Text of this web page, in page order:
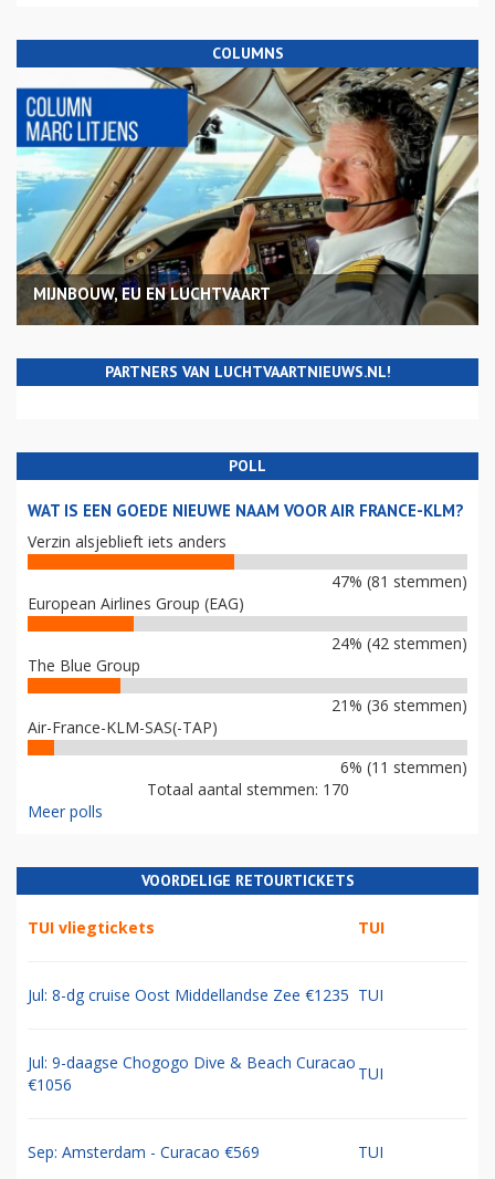
COLUMNS
MIJNBOUW, EU EN LUCHTVAART
PARTNERS VAN LUCHTVAARTNIEUWS.NL!
POLL
WAT IS EEN GOEDE NIEUWE NAAM VOOR AIR FRANCE-KLM?
Verzin alsjeblieft iets anders
47% (81 stemmen)
European Airlines Group (EAG)
24% (42 stemmen)
The Blue Group
21% (36 stemmen)
Air-France-KLM-SAS(-TAP)
6% (11 stemmen)
Totaal aantal stemmen: 170
Meer polls
VOORDELIGE RETOURTICKETS
TUI vliegtickets TUI
Jul: 8-dg cruise Oost Middellandse Zee €1235 TUI
Jul: 9-daagse Chogogo Dive & Beach Curacao
€1056
TUI
Sep: Amsterdam - Curacao €569 TUI